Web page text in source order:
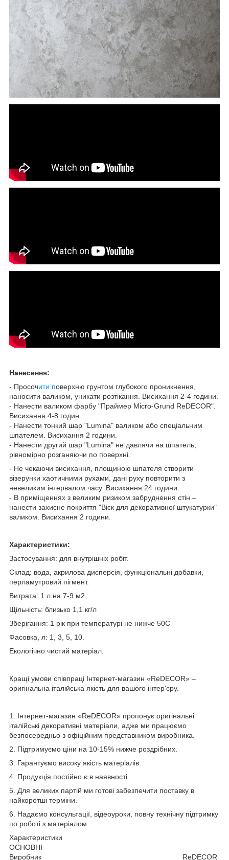
Нанесення:
- Просочити поверхню грунтом глубокого проникнення,
наносити валиком, уникати розтікання. Висихання 2-4 години.
- Нанести валиком фарбу "Праймер Micro-Grund ReDECOR".
Висихання 4-8 годин.
- Нанести тонкий шар "Lumina" валиком або спеціальним
шпателем. Висихання 2 години.
- Нанести другий шар "Lumina" не давлячи на шпатель,
рівномірно розганяючи по поверхні.
- Не чекаючи висихання, площиною шпателя створити
візерунки хаотичними рухами, дані руху повторити з
невеликим інтервалом часу. Висихання 24 години.
- В приміщеннях з великим ризиком забруднення стін –
нанести захисне покриття "Віск для декоративної штукатурки"
валиком. Висихання 2 години.
Характеристики:
Застосування: для внутрішніх робіт.
Склад: вода, акрилова дисперсія, функціональні добавки,
перламутровий пігмент.
Витрата: 1 л на 7-9 м2
Щільність: близько 1,1 кг/л
Зберігання: 1 рік при температурі не нижче 50C
Фасовка, л: 1, 3, 5, 10.
Екологічно чистий матеріал.
Кращі умови співпраці Інтернет-магазин «ReDECOR» –
оригінальна італійська якість для вашого інтер'єру.
1. Інтернет-магазин «ReDECOR» пропонує оригінальні
італійські декоративні матеріали, адже ми працюємо
безпосередньо з офіційним представником виробника.
2. Підтримуємо ціни на 10-15% нижче роздрібних.
3. Гарантуємо високу якість матеріалів.
4. Продукція постійно є в наявності.
5. Для великих партій ми готові забезпечити поставку в
найкоротші терміни.
6. Надаємо консультації, відеоуроки, повну технічну підтримку
по роботі з матеріалом.
Характеристики
ОСНОВНІ
Виробник ReDECOR